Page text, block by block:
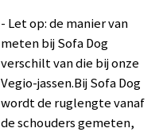
- Let op: de manier van
meten bij Sofa Dog
verschilt van die bij onze
Vegio-jassen.Bij Sofa Dog
wordt de ruglengte vanaf
de schouders gemeten,